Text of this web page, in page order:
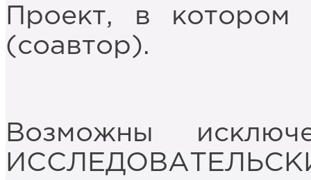
Проект, в котором
(соавтор).
Возможны